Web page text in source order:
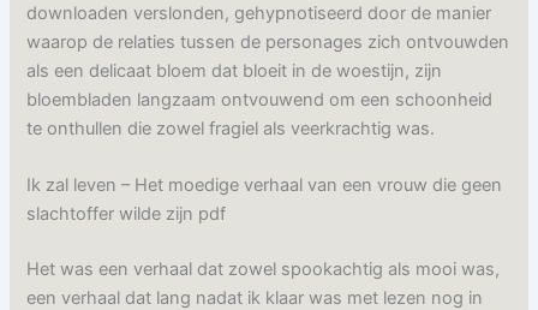
downloaden verslonden, gehypnotiseerd door de manier
waarop de relaties tussen de personages zich ontvouwden
als een delicaat bloem dat bloeit in de woestijn, zijn
bloembladen langzaam ontvouwend om een schoonheid
te onthullen die zowel fragiel als veerkrachtig was.
Ik zal leven – Het moedige verhaal van een vrouw die geen
slachtoffer wilde zijn pdf
Het was een verhaal dat zowel spookachtig als mooi was,
een verhaal dat lang nadat ik klaar was met lezen nog in